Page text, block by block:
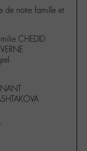
de notre famille et
CHEDID